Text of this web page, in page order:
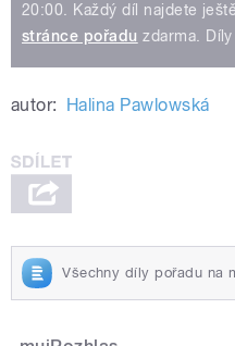
20:00. Každý díl najdete
stránce pořadu zdarma.
autor: Halina Pawlowská
Všechny díly pořadu na